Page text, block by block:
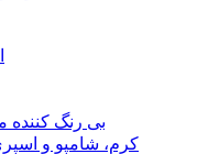
بی رنگ کننده
کرم، شامپو و